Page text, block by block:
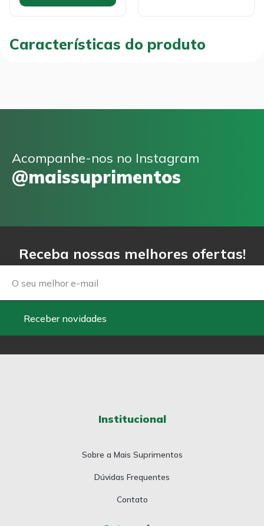
Características do produto
Acompanhe-nos no Instagram
@maissuprimentos
Receba nossas melhores ofertas!
Email
Receber novidades
Institucional
Sobre a Mais Suprimentos
Dúvidas Frequentes
Contato